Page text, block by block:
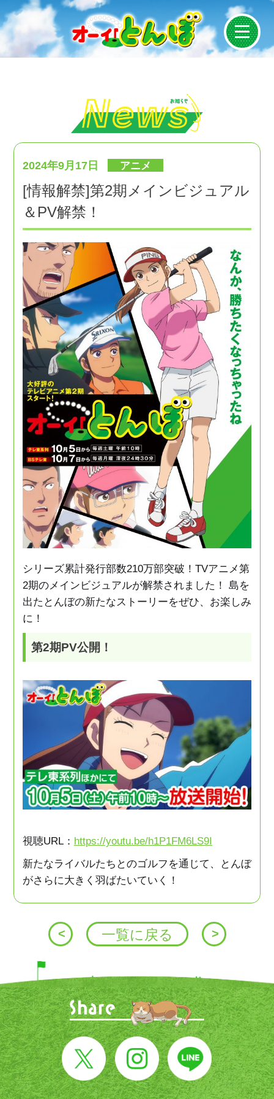
On Air
Introduction
Story
Staff/Cast
Character
Music
Movie
Goods
Special
2024年9月17日 アニメ
[情報解禁]第2期メインビジュアル
＆PV解禁！
シリーズ累計発行部数210万部突破！TVアニメ第
2期のメインビジュアルが解禁されました！ 島を
出たとんぼの新たなストーリーをぜひ、お楽しみ
に！
第2期PV公開！
視聴URL： https://youtu.be/h1P1FM6LS9I
新たなライバルたちとのゴルフを通じて、とんぼ
がさらに大きく羽ばたいていく！
投
ナ
ビ
ゲ
ー
シ
ョ
ン
< 一覧に戻る >